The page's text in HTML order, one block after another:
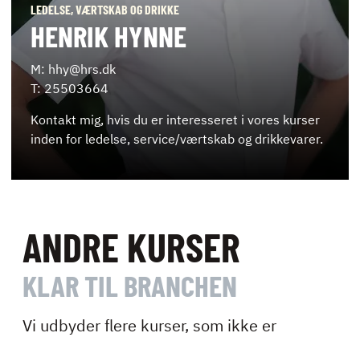
LEDELSE, VÆRTSKAB OG DRIKKE
HENRIK HYNNE
M: hhy@hrs.dk
T: 25503664
Kontakt mig, hvis du er interesseret i vores kurser
inden for ledelse, service/værtskab og drikkevarer.
ANDRE KURSER
KLAR TIL BRANCHEN
Vi udbyder flere kurser, som ikke er